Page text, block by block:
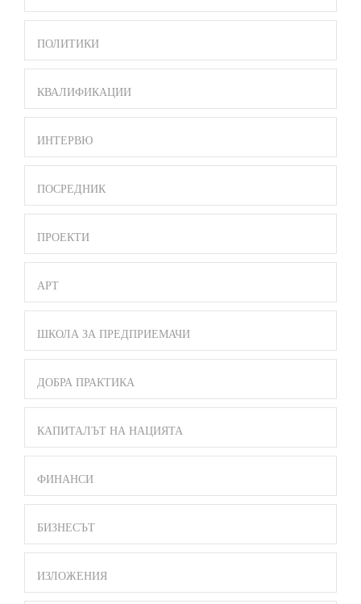
ПОЛИТИКИ
КВАЛИФИКАЦИИ
ИНТЕРВЮ
ПОСРЕДНИК
ПРОЕКТИ
АРТ
ШКОЛА ЗА ПРЕДПРИЕМАЧИ
ДОБРА ПРАКТИКА
КАПИТАЛЪТ НА НАЦИЯТА
ФИНАНСИ
БИЗНЕСЪТ
ИЗЛОЖЕНИЯ